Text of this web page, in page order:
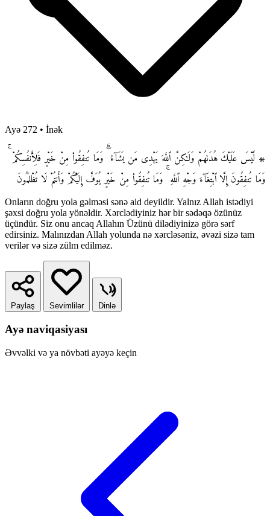
Ayə 272 • İnək
۞ لَّيْسَ عَلَيْكَ هُدَىٰهُمْ وَلَـٰكِنَّ ٱللَّهَ يَهْدِى مَن يَشَآءُ ۗ وَمَا تُنفِقُوا۟ مِنْ خَيْرٍ فَلِأَنفُسِكُمْ ۚ
وَمَا تُنفِقُونَ إِلَّا ٱبْتِغَآءَ وَجْهِ ٱللَّهِ ۚ وَمَا تُنفِقُوا۟ مِنْ خَيْرٍ يُوَفَّ إِلَيْكُمْ وَأَنتُمْ لَا تُظْلَمُونَ
Onların doğru yola gəlməsi sənə aid deyildir. Yalnız Allah istədiyi
şəxsi doğru yola yönəldir. Xərclədiyiniz hər bir sədəqə özünüz
üçündür. Siz onu ancaq Allahın Üzünü dilədiyinizə görə sərf
edirsiniz. Malınızdan Allah yolunda nə xərcləsəniz, əvəzi sizə tam
verilər və sizə zülm edilməz.
Paylaş Sevimlilər Dinlə
Ayə naviqasiyası
Əvvəlki və ya növbəti ayəyə keçin